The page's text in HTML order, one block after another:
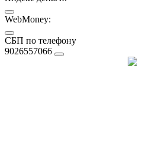
WebMoney:
СБП по телефону
9026557066